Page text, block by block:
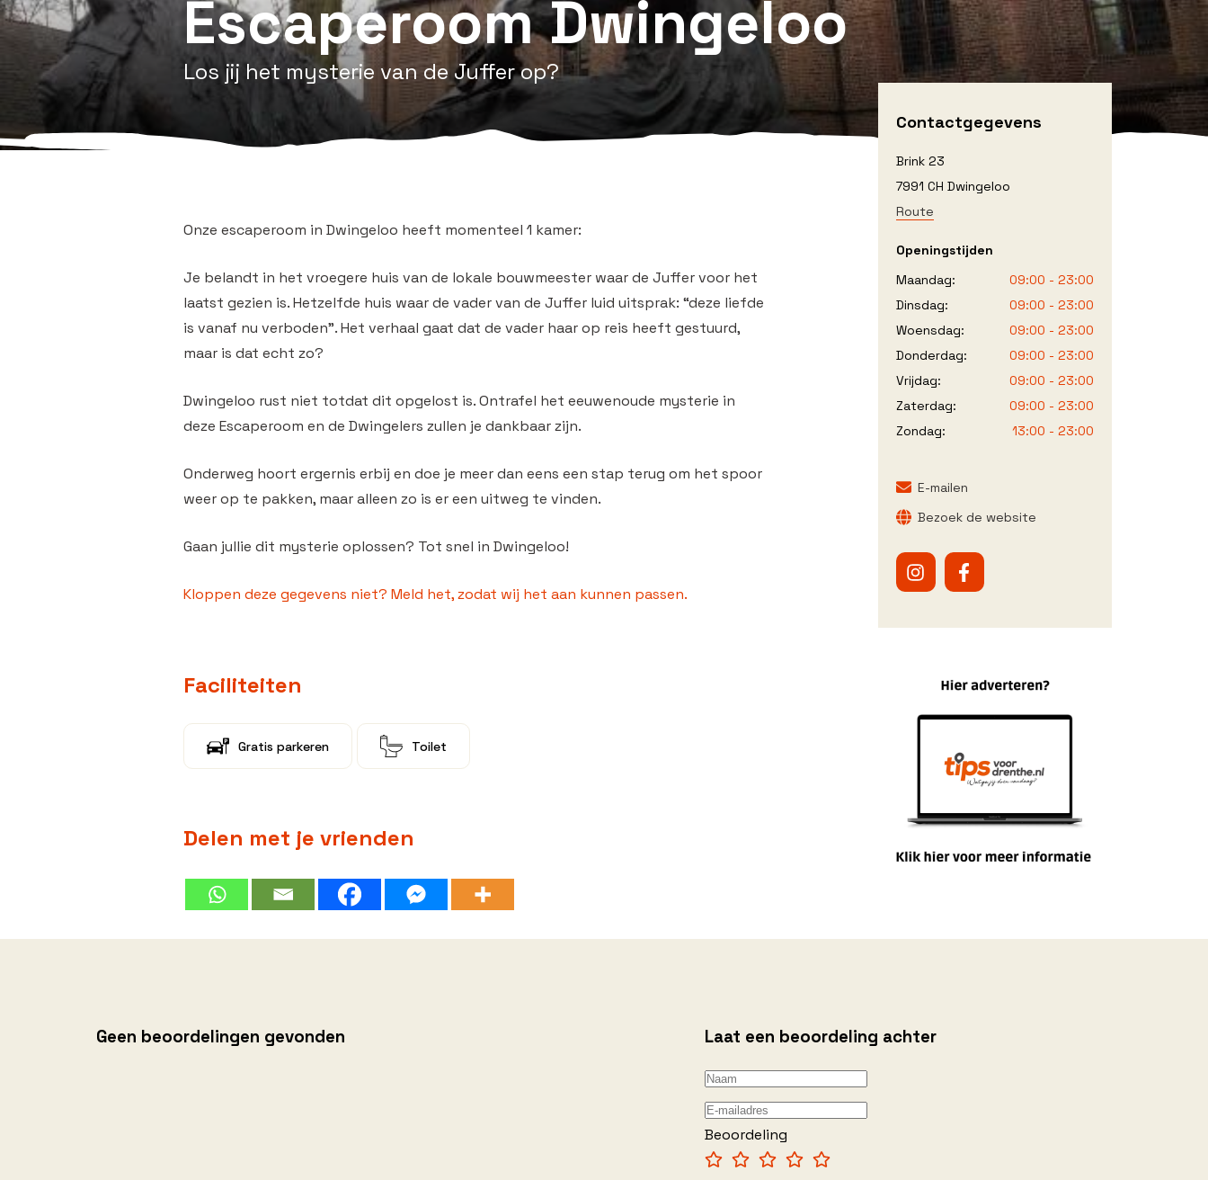
Escaperoom Dwingeloo
Los jij het mysterie van de Juffer op?
Onze escaperoom in Dwingeloo heeft momenteel 1 kamer:
Je belandt in het vroegere huis van de lokale bouwmeester waar de Juffer voor het
laatst gezien is. Hetzelfde huis waar de vader van de Juffer luid uitsprak: “deze liefde
is vanaf nu verboden”. Het verhaal gaat dat de vader haar op reis heeft gestuurd,
maar is dat echt zo?
Dwingeloo rust niet totdat dit opgelost is. Ontrafel het eeuwenoude mysterie in
deze Escaperoom en de Dwingelers zullen je dankbaar zijn.
Onderweg hoort ergernis erbij en doe je meer dan eens een stap terug om het spoor
weer op te pakken, maar alleen zo is er een uitweg te vinden.
Gaan jullie dit mysterie oplossen? Tot snel in Dwingeloo!
Kloppen deze gegevens niet? Meld het, zodat wij het aan kunnen passen.
Faciliteiten
Gratis parkeren Toilet
Delen met je vrienden
Contactgegevens
Brink 23
7991 CH Dwingeloo
Route
Openingstijden
Maandag:
09:00 - 23:00
Dinsdag:
09:00 - 23:00
Woensdag:
09:00 - 23:00
Donderdag:
09:00 - 23:00
Vrijdag:
09:00 - 23:00
Zaterdag:
09:00 - 23:00
Zondag:
13:00 - 23:00
E-mailen
Bezoek de website
Geen beoordelingen gevonden Laat een beoordeling achter
Beoordeling